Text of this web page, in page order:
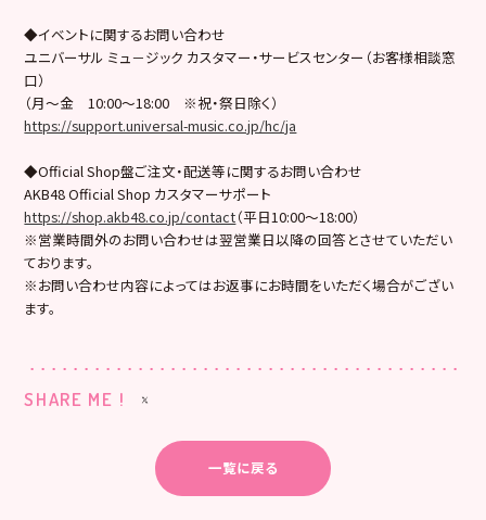
◆イベントに関するお問い合わせ
ユニバーサル ミュ－ジック カスタマー・サービスセンター（お客様相談窓
口）
（月～金 10:00～18:00 ※祝・祭日除く）
https://support.universal-music.co.jp/hc/ja
◆Official Shop盤ご注文・配送等に関するお問い合わせ
AKB48 Official Shop カスタマーサポート
https://shop.akb48.co.jp/contact（平日10:00～18:00）
※営業時間外のお問い合わせは翌営業日以降の回答とさせていただい
ております。
※お問い合わせ内容によってはお返事にお時間をいただく場合がござい
ます。
SHARE ME !
一覧に戻る